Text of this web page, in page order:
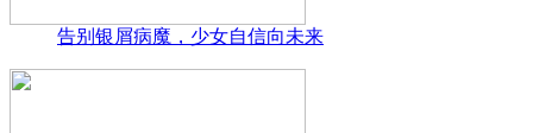
告别银屑病魔，少女自信向未来